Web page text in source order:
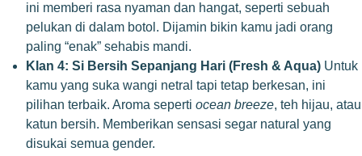
ini memberi rasa nyaman dan hangat, seperti sebuah
pelukan di dalam botol. Dijamin bikin kamu jadi orang
paling “enak” sehabis mandi.
Klan 4: Si Bersih Sepanjang Hari (Fresh & Aqua) Untuk
kamu yang suka wangi netral tapi tetap berkesan, ini
pilihan terbaik. Aroma seperti ocean breeze, teh hijau, atau
katun bersih. Memberikan sensasi segar natural yang
disukai semua gender.